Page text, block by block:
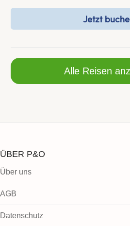
Jetzt
Alle Reisen
ÜBER P&O
Über uns
AGB
Datenschutz